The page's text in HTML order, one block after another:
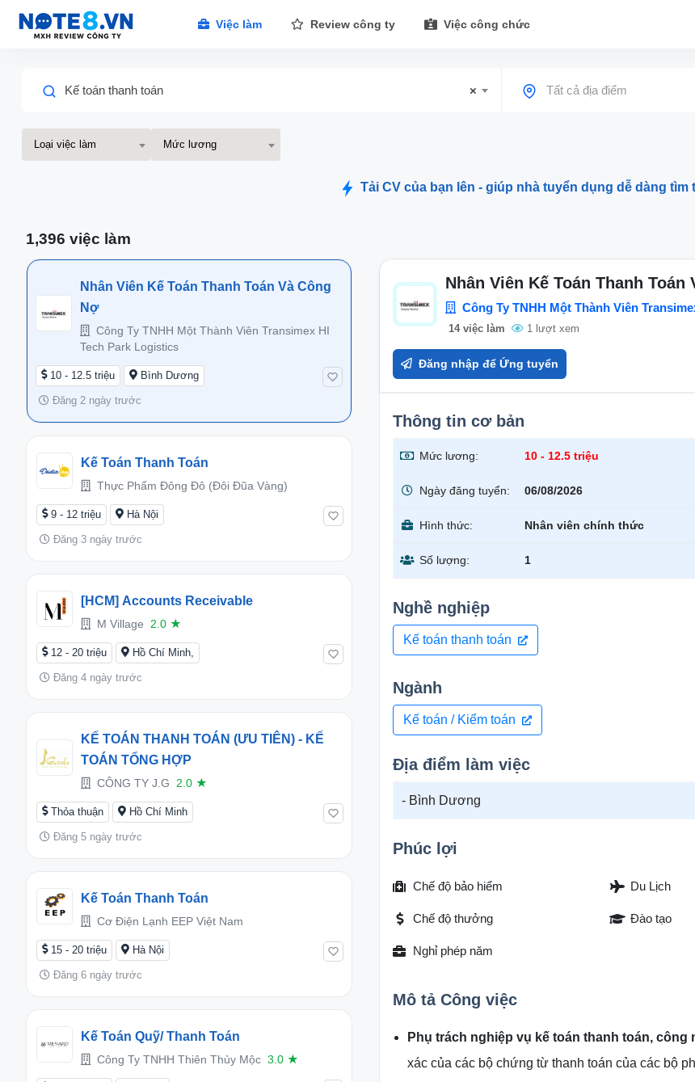
Việc làm Review công ty Việc công chức
×
Kế toán thanh toán Tất cả địa điểm
Loại việc làm Mức lương
Tải CV của bạn lên - giúp nhà tuyển dụng dễ dàng tìm
1,396 việc làm
Nhân Viên Kế Toán Thanh Toán Và Công
Nợ
Công Ty TNHH Một Thành Viên Transimex HI
Tech Park Logistics
10 - 12.5 triệu Bình Dương
Đăng 2 ngày trước
Kế Toán Thanh Toán
Thực Phẩm Đông Đô (Đôi Đũa Vàng)
9 - 12 triệu Hà Nội
Đăng 3 ngày trước
[HCM] Accounts Receivable
M Village 2.0 ★
12 - 20 triệu Hồ Chí Minh,
Đăng 4 ngày trước
KẾ TOÁN THANH TOÁN (ƯU TIÊN) - KẾ
TOÁN TỔNG HỢP
CÔNG TY J.G 2.0 ★
Thỏa thuận Hồ Chí Minh
Đăng 5 ngày trước
Kế Toán Thanh Toán
Cơ Điện Lạnh EEP Việt Nam
15 - 20 triệu Hà Nội
Đăng 6 ngày trước
Kế Toán Quỹ/ Thanh Toán
Công Ty TNHH Thiên Thủy Mộc 3.0 ★
Nhân Viên Kế Toán Thanh Toán
Công Ty TNHH Một Thành Viên
14 việc làm 1 lượt xem
Đăng nhập để Ứng tuyển
Thông tin cơ bản
Mức lương: 10 - 12.5 triệu
Ngày đăng tuyển: 06/08/2026
Hình thức: Nhân viên chính thức
Số lượng: 1
Nghề nghiệp
Kế toán thanh toán
Ngành
Kế toán / Kiểm toán
Địa điểm làm việc
- Bình Dương
Phúc lợi
Chế độ bảo hiểm Du Lịch
Chế độ thưởng Đào tạo
Nghỉ phép năm
Mô tả Công việc
Phụ trách nghiệp vụ kế toán thanh toán,
xác của các bộ chứng từ thanh toán của các bộ